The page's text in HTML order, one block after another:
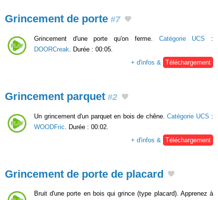
Grincement de porte #7
Grincement d'une porte qu'on ferme. Catégorie UCS :
DOORCreak . Durée : 00:05.
+ d'infos &
Téléchargement
Grincement parquet #2
Un grincement d'un parquet en bois de chêne. Catégorie UCS :
WOODFric . Durée : 00:02.
+ d'infos &
Téléchargement
Grincement de porte de placard
Bruit d'une porte en bois qui grince (type placard). Apprenez à